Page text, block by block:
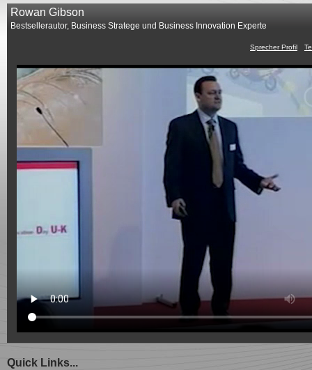
Rowan Gibson
Bestsellerautor, Business Stratege und Business Innovation Experte
Sprecher Profil
Quick Links...